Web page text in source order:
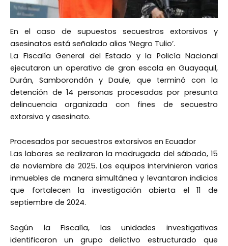
En el caso de supuestos secuestros extorsivos y
asesinatos está señalado alias ‘Negro Tulio’.
La Fiscalía General del Estado y la Policía Nacional
ejecutaron un operativo de gran escala en Guayaquil,
Durán, Samborondón y Daule, que terminó con la
detención de 14 personas procesadas por presunta
delincuencia organizada con fines de secuestro
extorsivo y asesinato.
Procesados por secuestros extorsivos en Ecuador
Las labores se realizaron la madrugada del sábado, 15
de noviembre de 2025. Los equipos intervinieron varios
inmuebles de manera simultánea y levantaron indicios
que fortalecen la investigación abierta el 11 de
septiembre de 2024.
Según la Fiscalía, las unidades investigativas
identificaron un grupo delictivo estructurado que